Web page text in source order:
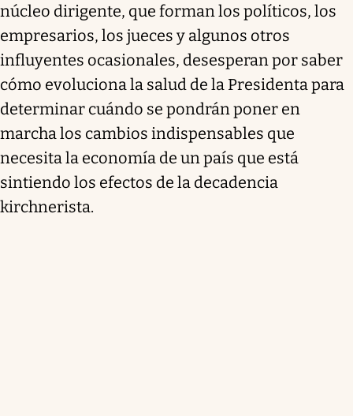
núcleo dirigente, que forman los políticos, los
empresarios, los jueces y algunos otros
influyentes ocasionales, desesperan por saber
cómo evoluciona la salud de la Presidenta para
determinar cuándo se pondrán poner en
marcha los cambios indispensables que
necesita la economía de un país que está
sintiendo los efectos de la decadencia
kirchnerista.